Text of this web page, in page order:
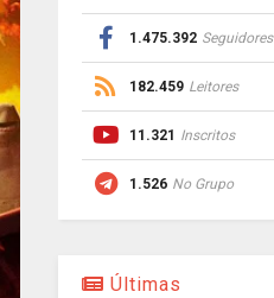
1.475.392 Seguidores
182.459 Leitores
11.321 Inscritos
1.526 No Grupo
Últimas